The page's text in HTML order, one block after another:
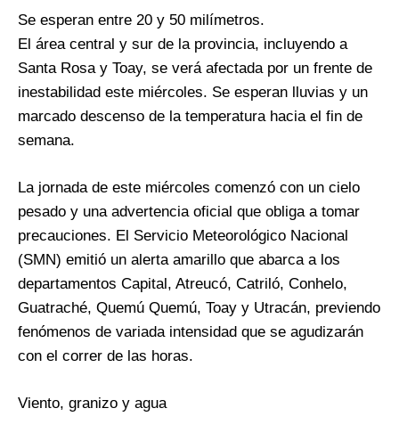
Se esperan entre 20 y 50 milímetros.
El área central y sur de la provincia, incluyendo a
Santa Rosa y Toay, se verá afectada por un frente de
inestabilidad este miércoles. Se esperan lluvias y un
marcado descenso de la temperatura hacia el fin de
semana.
La jornada de este miércoles comenzó con un cielo
pesado y una advertencia oficial que obliga a tomar
precauciones. El Servicio Meteorológico Nacional
(SMN) emitió un alerta amarillo que abarca a los
departamentos Capital, Atreucó, Catriló, Conhelo,
Guatraché, Quemú Quemú, Toay y Utracán, previendo
fenómenos de variada intensidad que se agudizarán
con el correr de las horas.
Viento, granizo y agua